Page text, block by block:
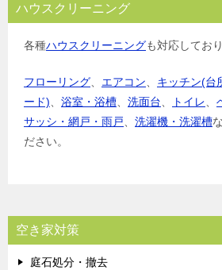
ハウスクリーニング
各種ハウスクリーニングも対応してお
フローリング エアコン キッチン(台
ード)
浴室・浴槽 洗面台 トイレ
サッシ・網戸・雨戸
洗濯機・洗濯槽
ださい。
空き家対策
庭石処分・撤去